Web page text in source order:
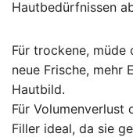
Hautbedürfnissen
Für trockene,
neue Frische, mehr
Hautbild.
Für Volumenverlust
Filler ideal, da sie